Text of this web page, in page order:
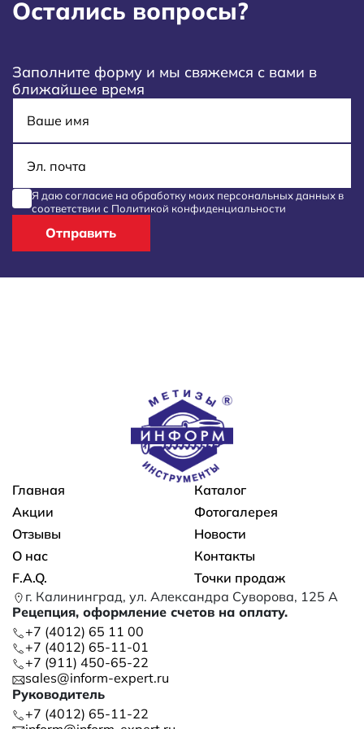
Остались вопросы?
Заполните форму и мы свяжемся с вами в
ближайшее время
Я даю согласие на обработку моих персональных данных в
соответствии с Политикой конфиденциальности
Отправить
Основная навигация
Главная
Каталог
Акции
Фотогалерея
Отзывы
Новости
О нас
Контакты
F.A.Q.
Точки продаж
г. Калининград, ул. Александра Суворова, 125 А
Рецепция, оформление счетов на оплату.
+7 (4012) 65 11 00
+7 (4012) 65-11-01
+7 (911) 450-65-22
sales@inform-expert.ru
Руководитель
+7 (4012) 65-11-22